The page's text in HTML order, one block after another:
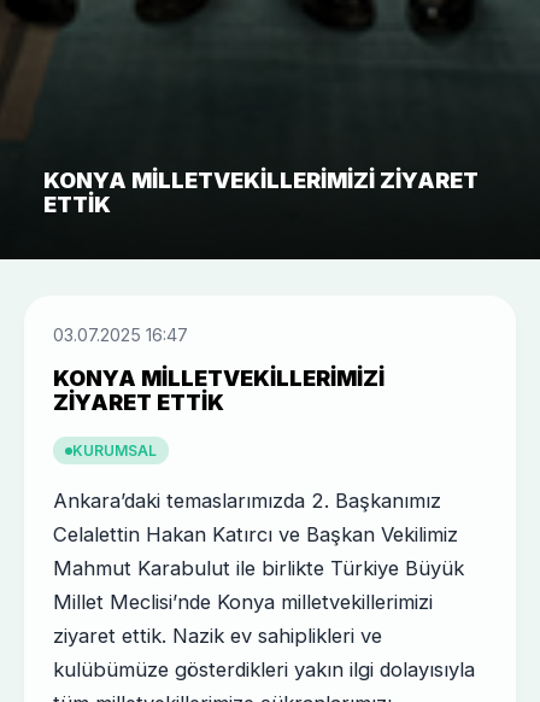
KONYA MILLETVEKILLERIMIZI ZIYARET
ETTIK
03.07.2025 16:47
KONYA MILLETVEKILLERIMIZI
ZIYARET ETTIK
KURUMSAL
Ankara’daki temaslarımızda 2. Başkanımız
Celalettin Hakan Katırcı ve Başkan Vekilimiz
Mahmut Karabulut ile birlikte Türkiye Büyük
Millet Meclisi’nde Konya milletvekillerimizi
ziyaret ettik. Nazik ev sahiplikleri ve
kulübümüze gösterdikleri yakın ilgi dolayısıyla